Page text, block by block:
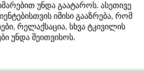
უნდა გაატაროს. ასეთივე
იმისი გააზრება, რომ
რელაქსაცია, სხვა ტკივილის
უნდა შეითვისოს.